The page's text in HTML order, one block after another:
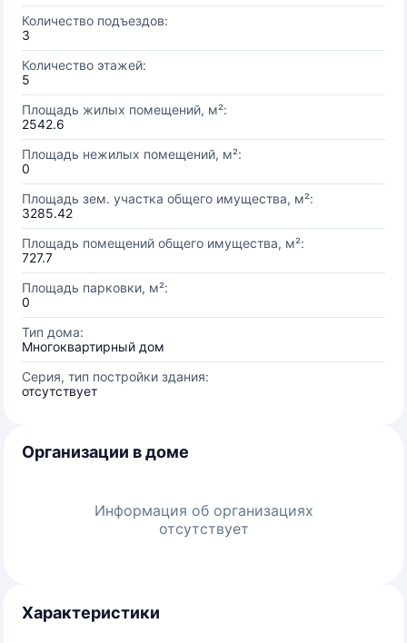
Количество подъездов:
3
Количество этажей:
5
Площадь жилых помещений, м²:
2542.6
Площадь нежилых помещений, м²:
0
Площадь зем. участка общего имущества, м²:
3285.42
Площадь помещений общего имущества, м²:
727.7
Площадь парковки, м²:
0
Тип дома:
Многоквартирный дом
Серия, тип постройки здания:
отсутствует
Организации в доме
Информация об организациях
отсутствует
Характеристики